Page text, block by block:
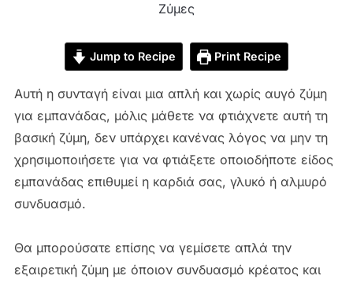
Ζύμες
Jump to Recipe Print Recipe
Αυτή η συνταγή είναι μια απλή και χωρίς αυγό ζύμη
για εμπανάδας, μόλις μάθετε να φτιάχνετε αυτή τη
βασική ζύμη, δεν υπάρχει κανένας λόγος να μην τη
χρησιμοποιήσετε για να φτιάξετε οποιοδήποτε είδος
εμπανάδας επιθυμεί η καρδιά σας, γλυκό ή αλμυρό
συνδυασμό.
Θα μπορούσατε επίσης να γεμίσετε απλά την
εξαιρετική ζύμη με όποιον συνδυασμό κρέατος και